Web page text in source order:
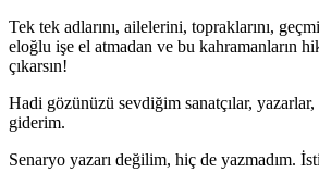
Tek tek adlarını, ailelerini, topraklarını,
eloğlu işe el atmadan ve bu kahramanların
çıkarsın!
Hadi gözünüzü sevdiğim sanatçılar,
giderim.
Senaryo yazarı değilim, hiç de yazmadım.